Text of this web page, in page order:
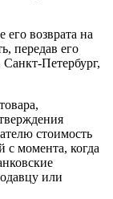
его возврата на
передав его
Петербург,
стоимость
с момента, когда
или